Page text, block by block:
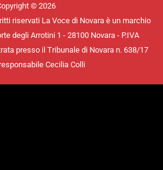
© 2026
riservati La Voce di Novara è un marchio
degli Arrotini 1 - 28100 Novara - P.IVA
presso il Tribunale di Novara n. 638/17
Cecilia Colli